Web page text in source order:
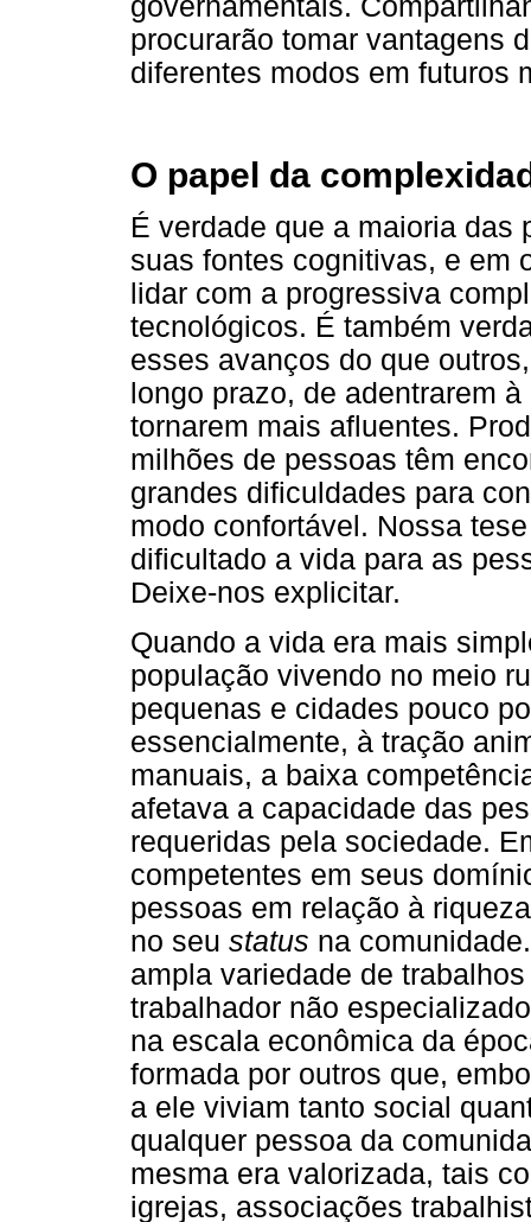
procurarão tomar vantagens
diferentes modos em futuros
O papel da
É verdade que a maioria das
suas fontes cognitivas, e em
lidar com a progressiva
tecnológicos. É também
esses avanços do que
longo prazo, de adentrarem
tornarem mais afluentes.
milhões de pessoas têm
grandes dificuldades para
modo confortável. Nossa
dificultado a vida para as
Deixe-nos explicitar.
Quando a vida era mais
população vivendo no meio
pequenas e cidades pouco
essencialmente, à tração
manuais, a baixa
afetava a capacidade das
requeridas pela sociedade.
competentes em seus
pessoas em relação à
no seu status na
ampla variedade de
trabalhador não
na escala econômica da
formada por outros que,
a ele viviam tanto social
qualquer pessoa da
mesma era valorizada, tais
igrejas, associações